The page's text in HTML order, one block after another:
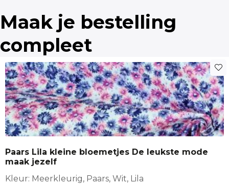
150
Kwaliteit
Katoen, Lycra
Stofsoorten
Tricot
Stof geschikt voor
Jongenskleding, Meisjeskleding
Maak je bestelling
compleet
Paars Lila kleine bloemetjes De leukste mode
maak jezelf
Kleur: Meerkleurig, Paars, Wit, Lila